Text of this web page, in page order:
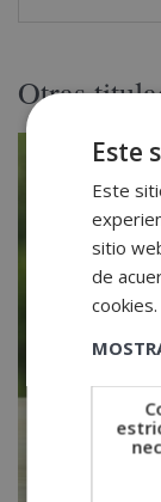
Otras
Este
Este
sitio
de
cookies.